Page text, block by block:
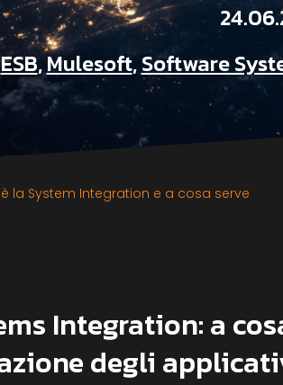
ESB,Mulesoft,Software
la System Integration e a cosa serve
Integration: a
degli